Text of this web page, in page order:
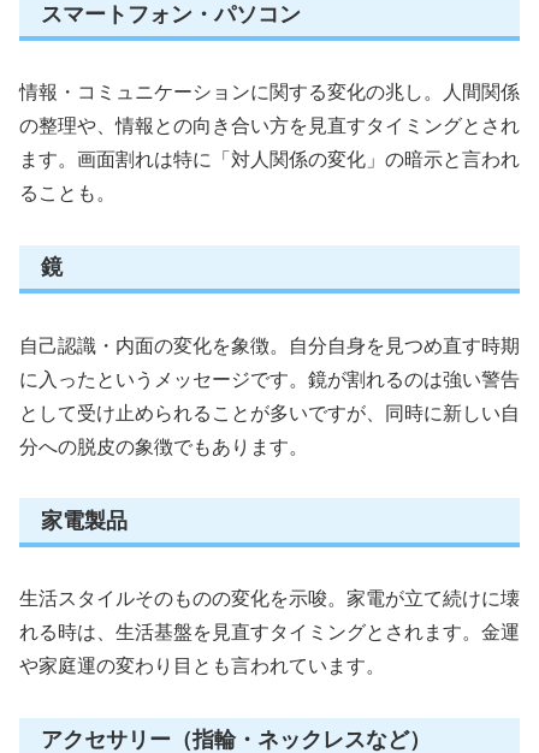
スマートフォン・パソコン
情報・コミュニケーションに関する変化の兆し。人間関係
の整理や、情報との向き合い方を見直すタイミングとされ
ます。画面割れは特に「対人関係の変化」の暗示と言われ
ることも。
鏡
自己認識・内面の変化を象徴。自分自身を見つめ直す時期
に入ったというメッセージです。鏡が割れるのは強い警告
として受け止められることが多いですが、同時に新しい自
分への脱皮の象徴でもあります。
家電製品
生活スタイルそのものの変化を示唆。家電が立て続けに壊
れる時は、生活基盤を見直すタイミングとされます。金運
や家庭運の変わり目とも言われています。
アクセサリー（指輪・ネックレスなど）